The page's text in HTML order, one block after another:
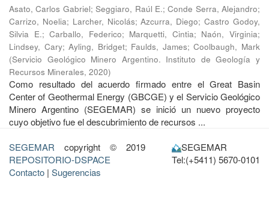
Asato, Carlos Gabriel;Seggiaro, Raúl E.;Conde Serra, Alejandro;
Carrizo, Noelia; Larcher, Nicolás;Azcurra, Diego;Castro Godoy,
Silvia E.;Carballo, Federico; Marquetti, Cintia; Naón, Virginia;
Lindsey, Cary;Ayling, Bridget; Faulds, James;Coolbaugh, Mark
(Servicio Geológico Minero Argentino. Instituto de Geología y
Recursos Minerales, 2020)
Como resultado del acuerdo firmado entre el Great Basin
Center of Geothermal Energy (GBCGE) y el Servicio Geológico
Minero Argentino (SEGEMAR) se inició un nuevo proyecto
cuyo objetivo fue el descubrimiento de recursos ...
SEGEMAR copyright © 2019
REPOSITORIO-DSPACE
Contacto | Sugerencias
SEGEMAR
Tel:(+5411) 5670-0101